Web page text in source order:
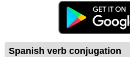
Spanish verb conjugation